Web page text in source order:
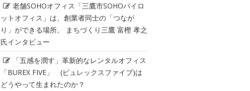
老舗SOHOオフィス「三鷹市SOHOパイロ
ットオフィス」は、創業者同士の「つなが
り」ができる場所。 まちづくり三鷹 富樫 孝之
氏インタビュー
「五感を潤す」革新的なレンタルオフィス
「BUREX FIVE」 (ビュレックスファイブ)は
どうやって生まれたのか？